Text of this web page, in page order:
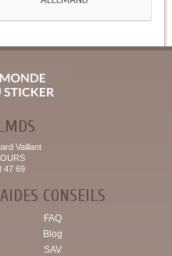
Vaillant
47 69
AIDES CONSEILS
FAQ
Blog
SAV